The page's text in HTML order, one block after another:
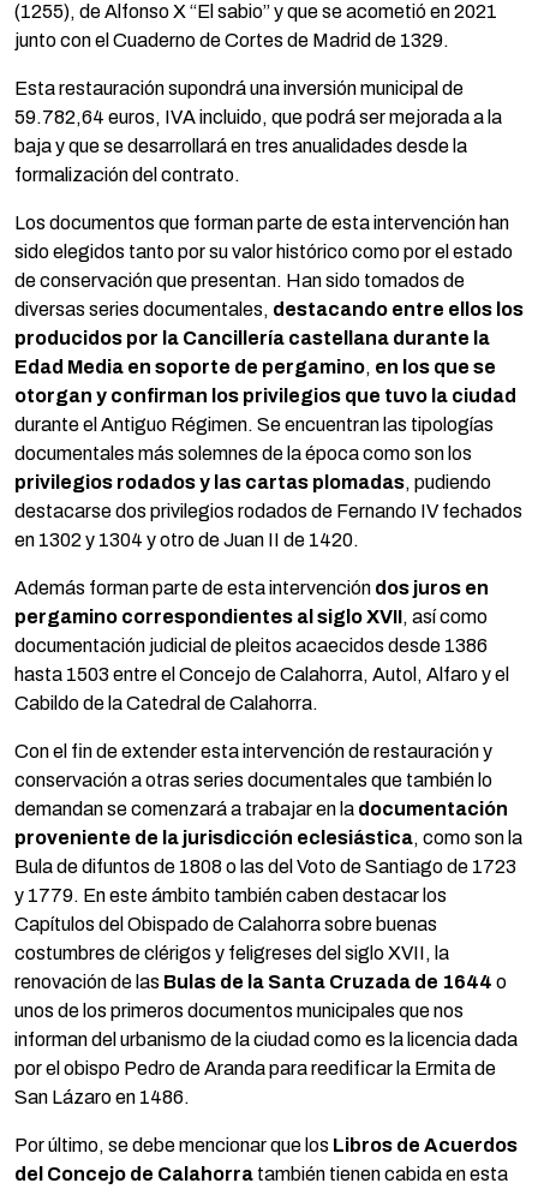
(1255), de Alfonso X “El sabio” y que se acometió en 2021
junto con el Cuaderno de Cortes de Madrid de 1329.
Esta restauración supondrá una inversión municipal de
59.782,64 euros, IVA incluido, que podrá ser mejorada a la
baja y que se desarrollará en tres anualidades desde la
formalización del contrato.
Los documentos que forman parte de esta intervención han
sido elegidos tanto por su valor histórico como por el estado
de conservación que presentan. Han sido tomados de
diversas series documentales, destacando entre ellos los
producidos por la Cancillería castellana durante la
Edad Media en soporte de pergamino, en los que se
otorgan y confirman los privilegios que tuvo la ciudad
durante el Antiguo Régimen. Se encuentran las tipologías
documentales más solemnes de la época como son los
privilegios rodados y las cartas plomadas, pudiendo
destacarse dos privilegios rodados de Fernando IV fechados
en 1302 y 1304 y otro de Juan II de 1420.
Además forman parte de esta intervención dos juros en
pergamino correspondientes al siglo XVII, así como
documentación judicial de pleitos acaecidos desde 1386
hasta 1503 entre el Concejo de Calahorra, Autol, Alfaro y el
Cabildo de la Catedral de Calahorra.
Con el fin de extender esta intervención de restauración y
conservación a otras series documentales que también lo
demandan se comenzará a trabajar en la documentación
proveniente de la jurisdicción eclesiástica, como son la
Bula de difuntos de 1808 o las del Voto de Santiago de 1723
y 1779. En este ámbito también caben destacar los
Capítulos del Obispado de Calahorra sobre buenas
costumbres de clérigos y feligreses del siglo XVII, la
renovación de las Bulas de la Santa Cruzada de 1644 o
unos de los primeros documentos municipales que nos
informan del urbanismo de la ciudad como es la licencia dada
por el obispo Pedro de Aranda para reedificar la Ermita de
San Lázaro en 1486.
Por último, se debe mencionar que los Libros de Acuerdos
del Concejo de Calahorra también tienen cabida en esta